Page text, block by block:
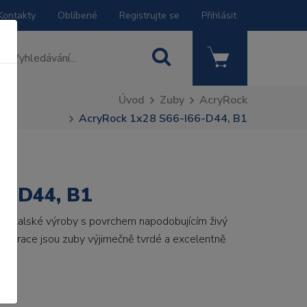
Oblíbené Registrujte se Přihlásit
Úvod Zuby
AcryRock
AcryRock 1x28 S66-I66-D44, B1
D44, B1
italské výroby s povrchem napodobujícím živý
jsou zuby výjimečně tvrdé a excelentně